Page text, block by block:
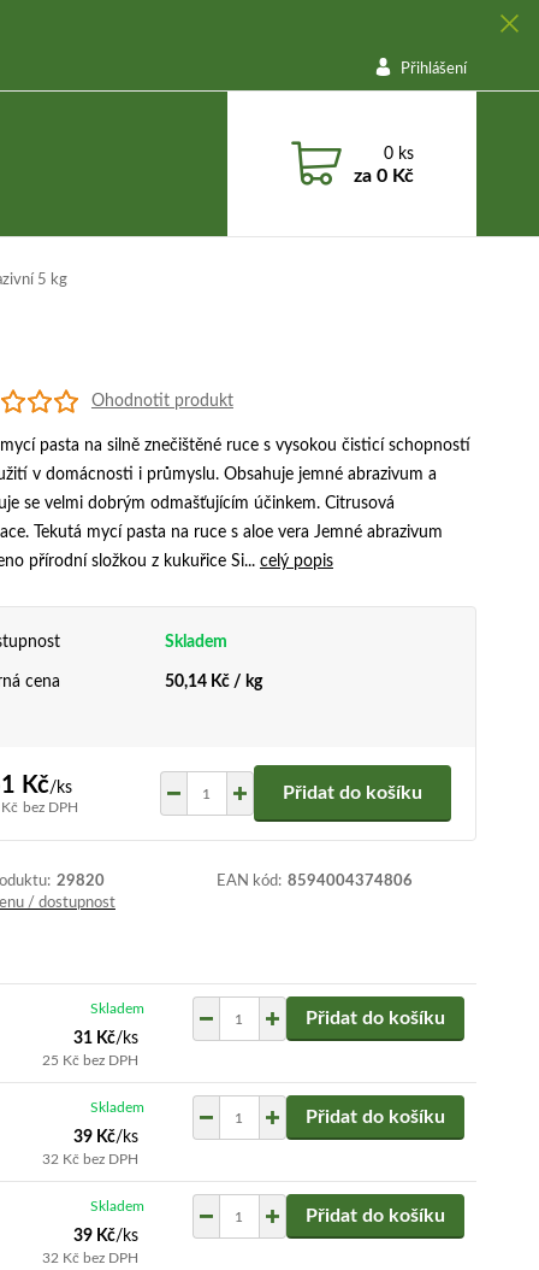
Přihlášení
0 ks
za0 Kč
5 kg
Ohodnotit produkt
mycí pasta na silně znečištěné ruce s vysokou čisticí schopností
v domácnosti i průmyslu. Obsahuje jemné abrazivum a
se velmi dobrým odmašťujícím účinkem. Citrusová
Tekutá mycí pasta na ruce s aloe vera Jemné abrazivum
přírodní složkou z kukuřice Si... celý popis
Skladem
cena 50,14 Kč / kg
Kč/ks
bez DPH
Přidat do košíku
29820 EAN kód: 8594004374806
/ dostupnost
31 Kč/ ks
25 Kč bez DPH
Skladem Přidat do košíku
39 Kč/ ks
32 Kč bez DPH
Skladem Přidat do košíku
39 Kč/ ks
32 Kč bez DPH
Skladem Přidat do košíku